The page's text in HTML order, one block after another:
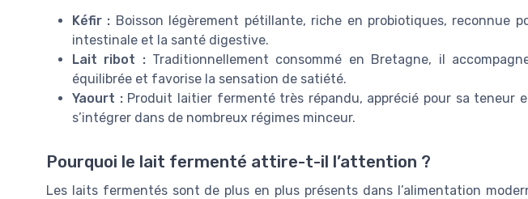
Kéfir : Boisson légèrement pétillante, riche en probiotiques, reconnue
intestinale et la santé digestive.
Lait ribot :Traditionnellement consommé en Bretagne, il
équilibrée et favorise la sensation de satiété.
Yaourt :Produit laitier fermenté très répandu, apprécié pour sa teneur
s’intégrer dans de nombreux régimes minceur.
Pourquoi le lait fermenté attire-t-il l’attention ?
Les laits fermentés sont de plus en plus présents dans l’alimentation